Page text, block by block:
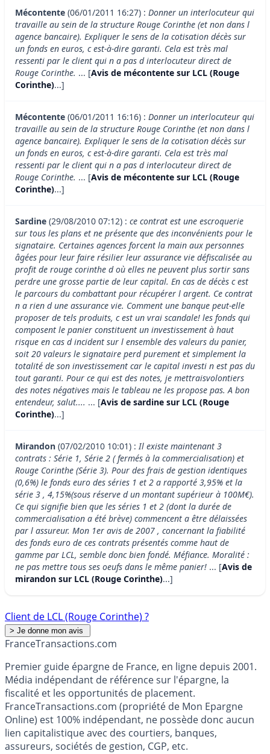
Mécontente (06/01/2011 16:27) : Donner un interlocuteur qui
travaille au sein de la structure Rouge Corinthe (et non dans l
agence bancaire). Expliquer le sens de la cotisation décès sur
un fonds en euros, c est-à-dire garanti. Cela est très mal
ressenti par le client qui n a pas d interlocuteur direct de
Rouge Corinthe. ... [Avis de mécontente sur LCL (Rouge
Corinthe)...]
Mécontente (06/01/2011 16:16) : Donner un interlocuteur qui
travaille au sein de la structure Rouge Corinthe (et non dans l
agence bancaire). Expliquer le sens de la cotisation décès sur
un fonds en euros, c est-à-dire garanti. Cela est très mal
ressenti par le client qui n a pas d interlocuteur direct de
Rouge Corinthe. ... [Avis de mécontente sur LCL (Rouge
Corinthe)...]
Sardine (29/08/2010 07:12) : ce contrat est une escroquerie
sur tous les plans et ne présente que des inconvénients pour le
signataire. Certaines agences forcent la main aux personnes
âgées pour leur faire résilier leur assurance vie défiscalisée au
profit de rouge corinthe d où elles ne peuvent plus sortir sans
perdre une grosse partie de leur capital. En cas de décès c est
le parcours du combattant pour récupérer l argent. Ce contrat
n a rien d une assurance vie. Comment une banque peut-elle
proposer de tels produits, c est un vrai scandale! les fonds qui
composent le panier constituent un investissement à haut
risque en cas d incident sur l ensemble des valeurs du panier,
soit 20 valeurs le signataire perd purement et simplement la
totalité de son investissement car le capital investi n est pas du
tout garanti. Pour ce qui est des notes, je mettraisvolontiers
des notes négatives mais le tableau ne les propose pas. A bon
entendeur, salut.... ... [Avis de sardine sur LCL (Rouge
Corinthe)...]
Mirandon (07/02/2010 10:01) :Il existe maintenant 3
contrats : Série 1, Série 2 ( fermés à la commercialisation) et
Rouge Corinthe (Série 3). Pour des frais de gestion identiques
(0,6%) le fonds euro des séries 1 et 2 a rapporté 3,95% et la
série 3 , 4,15%(sous réserve d un montant supérieur à 100M€).
Ce qui signifie bien que les séries 1 et 2 (dont la durée de
commercialisation a été brève) commencent a être délaissées
par l assureur. Mon 1er avis de 2007 , concernant la fiabilité
des fonds euro de ces contrats présentés comme haut de
gamme par LCL, semble donc bien fondé. Méfiance. Moralité :
ne pas mettre tous ses oeufs dans le même panier! ... [Avis de
mirandon sur LCL (Rouge Corinthe)...]
Client de LCL (Rouge Corinthe) ?
FranceTransactions.com
Premier guide épargne de France, en ligne depuis 2001.
Média indépendant de référence sur l'épargne, la
fiscalité et les opportunités de placement.
FranceTransactions.com (propriété de Mon Epargne
Online) est 100% indépendant, ne possède donc aucun
lien capitalistique avec des courtiers, banques,
assureurs, sociétés de gestion, CGP, etc.